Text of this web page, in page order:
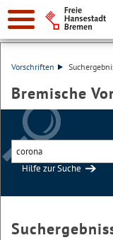
Vorschriften
Bremische
Hilfe zur Suche